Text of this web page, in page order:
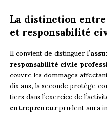
La distinction
et responsabilité
Il convient de distinguer l’
responsabilité civile
couvre les dommages
dix ans, la seconde protège
tiers dans l’exercice de
entrepreneurprudent aura